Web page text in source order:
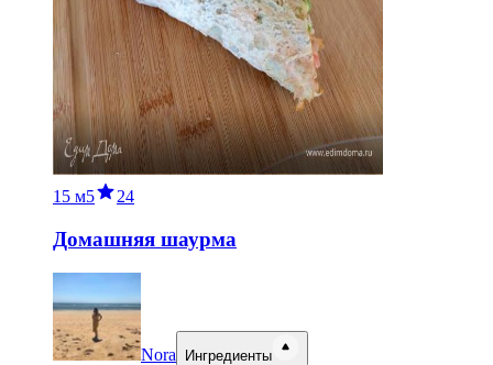
15 м5 24
Домашняя шаурма
Nora Ингредиенты